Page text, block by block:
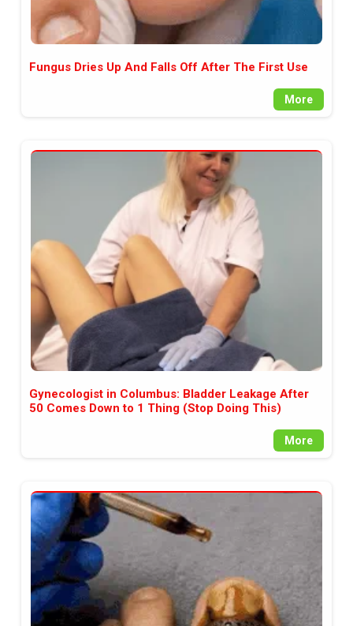
Fungus Dries Up And Falls Off After The First Use
More
Gynecologist in Columbus: Bladder Leakage After
50 Comes Down to 1 Thing (Stop Doing This)
More